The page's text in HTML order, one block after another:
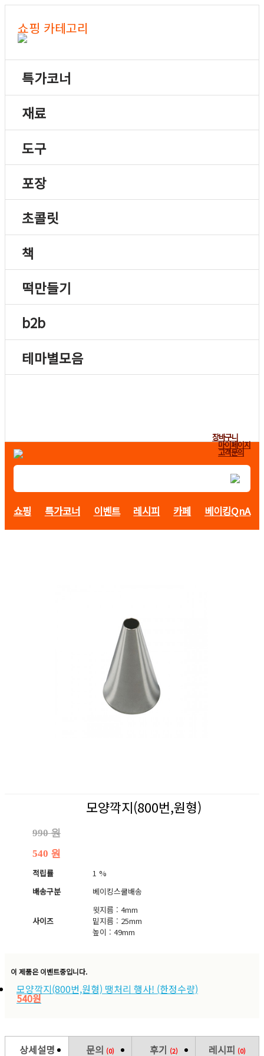
쇼핑 카테고리
특가코너
재료
도구
포장
초콜릿
책
떡만들기
b2b
테마별모음
장바구니
마이페이지
고객문의
쇼핑 특가코너 이벤트 레시피 카페 베이킹QnA
모양깍지(800번,원형)
990 원
540 원
적립률
1 %
배송구분
베이킹스쿨배송
사이즈
윗지름 : 4mm
밑지름 : 25mm
높이 : 49mm
이 제품은 이벤트중입니다.
모양깍지(800번,원형) 땡처리 행사! (한정수량)
540원
상세설명 문의 (0) 후기 (2) 레시피 (0)